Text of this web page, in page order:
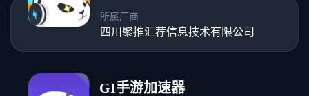
所属厂商
四川聚推汇荐信息技术有限公司
GI手游加速器